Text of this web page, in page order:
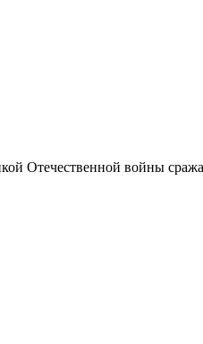
Отечественной войны